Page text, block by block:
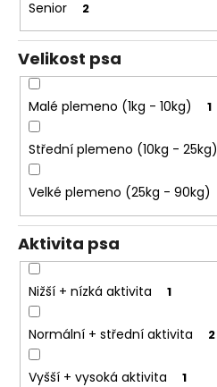
ůSenior 2
Velikost psa
Malé plemeno (1kg - 10kg) 1
Střední plemeno (10kg - 25kg)
Velké plemeno (25kg - 90kg)
Aktivita psa
Nižší + nízká aktivita 1
Normální + střední aktivita 2
Vyšší + vysoká aktivita 1
n
a
j
?
D
o
p
o